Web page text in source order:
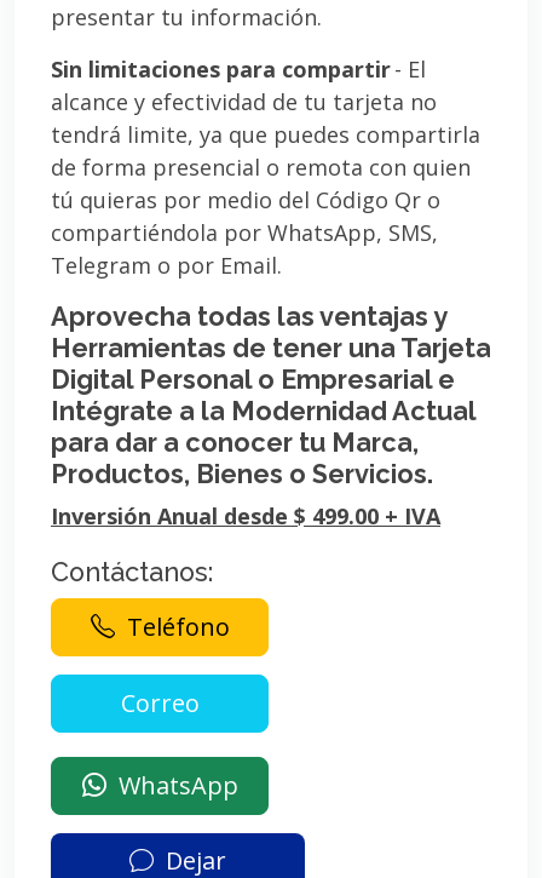
presentar tu información.
Sin limitaciones para compartir- El
alcance y efectividad de tu tarjeta no
tendrá limite, ya que puedes compartirla
de forma presencial o remota con quien
tú quieras por medio del Código Qr o
compartiéndola por WhatsApp, SMS,
Telegram o por Email.
Aprovecha todas las ventajas y
Herramientas de tener una Tarjeta
Digital Personal o Empresarial e
Intégrate a la Modernidad Actual
para dar a conocer tu Marca,
Productos, Bienes o Servicios.
Inversión Anual desde $ 499.00 + IVA
Contáctanos:
Teléfono
WhatsApp
Dejar